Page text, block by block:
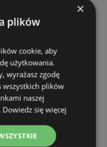
×
plików
cookie, aby
użytkowania.
wyrażasz zgodę
wszystkich plików
naszej
Dowiedz się więcej